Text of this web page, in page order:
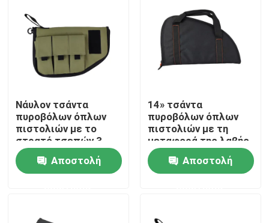
Σπίτι
Νάυλον τσάντα
πυροβόλων όπλων
πιστολιών με το
στρατό τσεπών 3
MAG πράσινο
Αποστολή
14» τσάντα
πυροβόλων όπλων
πιστολιών με τη
μεταφορά της λαβής
Αποστολή